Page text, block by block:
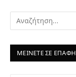
ΜΕΙΝΕΤΕ ΣΕ ΕΠΑΦΗ